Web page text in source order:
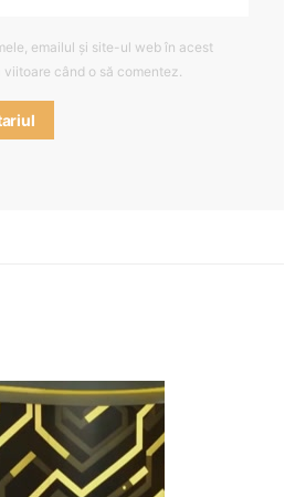
emailul și site-ul web în acest
când o să comentez.